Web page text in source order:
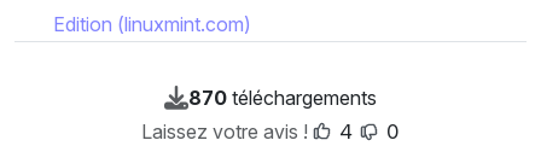
Edition (linuxmint.com)
870 téléchargements
Laissez votre avis !
4 0